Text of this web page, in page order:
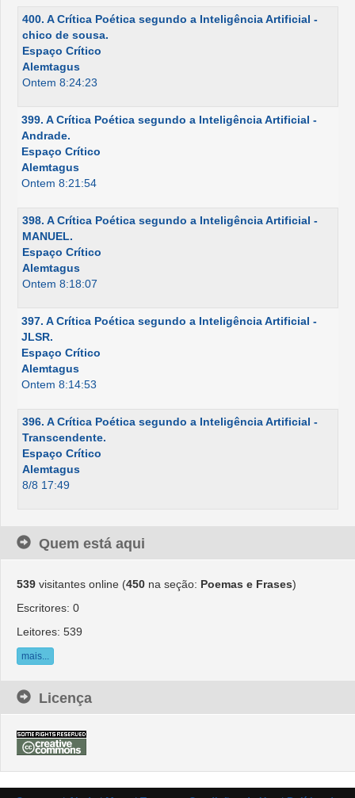
400. A Crítica Poética segundo a Inteligência Artificial -
chico de sousa.
Espaço Crítico
Alemtagus
Ontem 8:24:23
399. A Crítica Poética segundo a Inteligência Artificial -
Andrade.
Espaço Crítico
Alemtagus
Ontem 8:21:54
398. A Crítica Poética segundo a Inteligência Artificial -
MANUEL.
Espaço Crítico
Alemtagus
Ontem 8:18:07
397. A Crítica Poética segundo a Inteligência Artificial -
JLSR.
Espaço Crítico
Alemtagus
Ontem 8:14:53
396. A Crítica Poética segundo a Inteligência Artificial -
Transcendente.
Espaço Crítico
Alemtagus
8/8 17:49
Quem está aqui
539 visitantes online (450 na seção: Poemas e Frases)
Escritores: 0
Leitores: 539
mais...
Licença